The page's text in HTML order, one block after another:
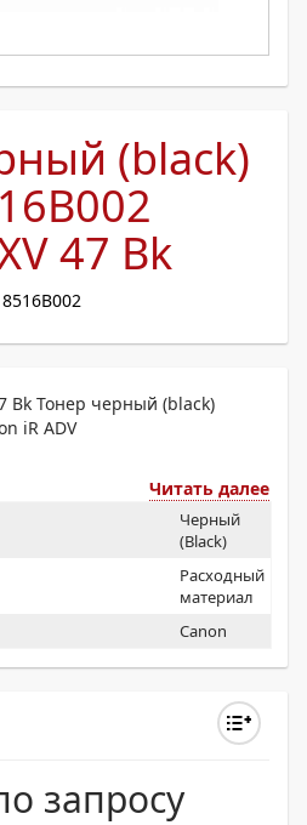
(black)
47 Bk
Bk Тонер черный (black)
iR ADV
Читать далее
Черный
(Black)
Расходный
материал
Canon
запросу